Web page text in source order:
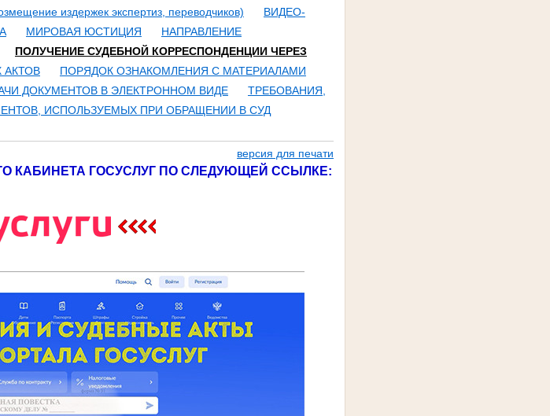
издержек экспертиз, переводчиков)
ВИДЕО-
МИРОВАЯ ЮСТИЦИЯ
НАПРАВЛЕНИЕ
ПОЛУЧЕНИЕ СУДЕБНОЙ КОРРЕСПОНДЕНЦИИ ЧЕРЕЗ
ПОРЯДОК ОЗНАКОМЛЕНИЯ С МАТЕРИАЛАМИ
ДОКУМЕНТОВ В ЭЛЕКТРОННОМ ВИДЕ
ТРЕБОВАНИЯ,
ИСПОЛЬЗУЕМЫХ ПРИ ОБРАЩЕНИИ В СУД
версия для печати
КАБИНЕТА ГОСУСЛУГ ПО СЛЕДУЮЩЕЙ ССЫЛКЕ: